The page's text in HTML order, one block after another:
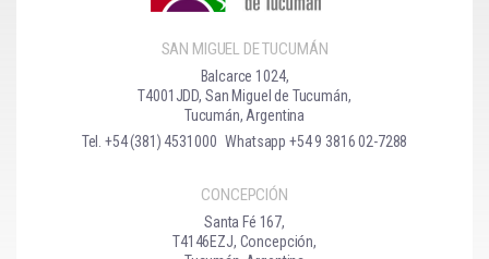
SAN MIGUEL DE TUCUMÁN
Balcarce 1024,
T4001JDD, San Miguel de Tucumán,
Tucumán, Argentina
Tel. +54 (381) 4531000 Whatsapp +54 9 3816 02-7288
CONCEPCIÓN
Santa Fé 167,
T4146EZJ, Concepción,